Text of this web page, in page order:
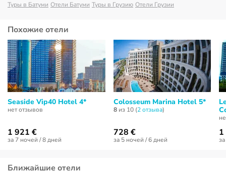
Туры в Батуми Отели Батуми Туры в Грузию Отели Грузии
Похожие отели
Seaside Vip40 Hotel 4*
нет отзывов
1 921 €
за 7 ночей / 8 дней
Colosseum Marina Hotel 5*
8из 10 (2 отзывa)
728 €
за 5 ночей / 6 дней
Ближайшие отели